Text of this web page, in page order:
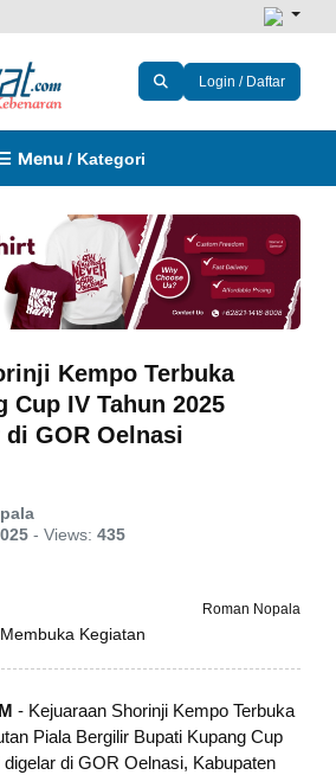
Login / Daftar
Menu / Kategori
Kempo Terbuka
Cup IV Tahun 2025
GOR Oelnasi
- Views: 435
Roman Nopala
Kegiatan
- Kejuaraan Shorinji Kempo Terbuka
Piala Bergilir Bupati Kupang Cup
di GOR Oelnasi, Kabupaten